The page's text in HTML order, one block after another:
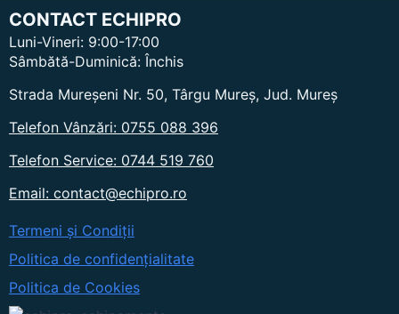
mai
multe
variații.
Opțiunile
pot
alese
pagina
produsului.
CONTACT ECHIPRO
Luni-Vineri: 9:00-17:00
Sâmbătă-Duminică: Închis
Strada Mureșeni Nr. 50, Târgu Mureș, Jud. Mureș
Telefon Vânzări: 0755 088 396
Telefon Service: 0744 519 760
Email: contact@echipro.ro
Termeni și Condiții
Politica de confidențialitate
Politica de Cookies